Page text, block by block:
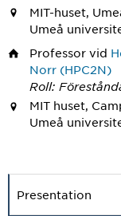
MIT-huset,
Umeå
Professor vid
Norr (HPC2N)
Roll:
MIT huset,
Umeå
Presentation